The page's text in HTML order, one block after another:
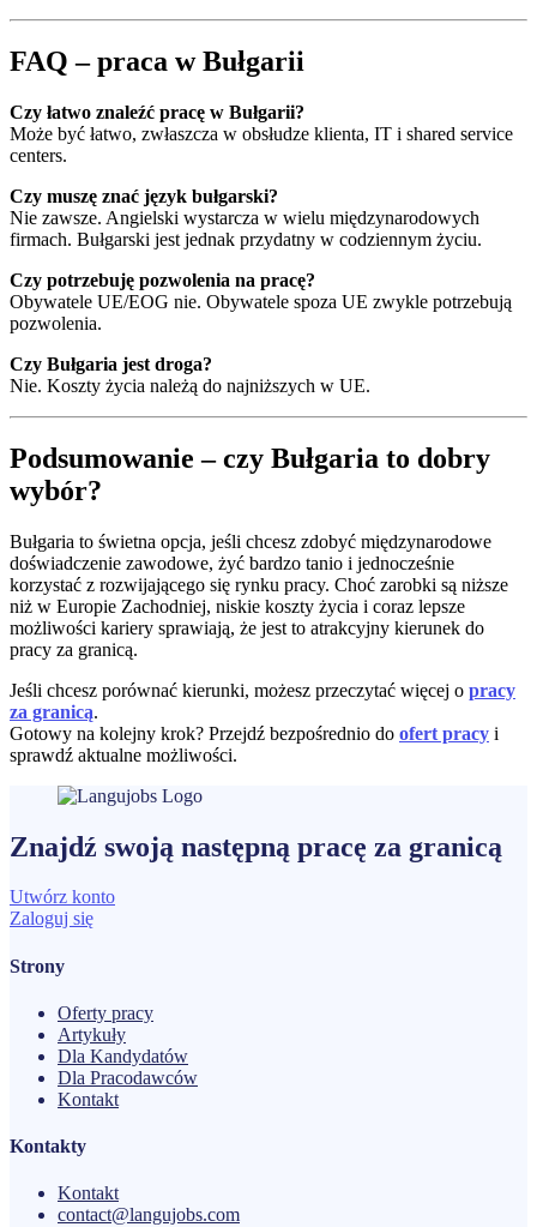
FAQ – praca w Bułgarii
Czy łatwo znaleźć pracę w Bułgarii?
Może być łatwo, zwłaszcza w obsłudze klienta, IT i shared service
centers.
Czy muszę znać język bułgarski?
Nie zawsze. Angielski wystarcza w wielu międzynarodowych
firmach. Bułgarski jest jednak przydatny w codziennym życiu.
Czy potrzebuję pozwolenia na pracę?
Obywatele UE/EOG nie. Obywatele spoza UE zwykle potrzebują
pozwolenia.
Czy Bułgaria jest droga?
Nie. Koszty życia należą do najniższych w UE.
Podsumowanie – czy Bułgaria to dobry
wybór?
Bułgaria to świetna opcja, jeśli chcesz zdobyć międzynarodowe
doświadczenie zawodowe, żyć bardzo tanio i jednocześnie
korzystać z rozwijającego się rynku pracy. Choć zarobki są niższe
niż w Europie Zachodniej, niskie koszty życia i coraz lepsze
możliwości kariery sprawiają, że jest to atrakcyjny kierunek do
pracy za granicą.
Jeśli chcesz porównać kierunki, możesz przeczytać więcej o pracy
za granicą.
Gotowy na kolejny krok? Przejdź bezpośrednio do ofert pracy i
sprawdź aktualne możliwości.
Znajdź swoją następną pracę za granicą
Utwórz konto
Zaloguj się
Strony
Oferty pracy
Artykuły
Dla Kandydatów
Dla Pracodawców
Kontakt
Kontakty
Kontakt
contact@langujobs.com